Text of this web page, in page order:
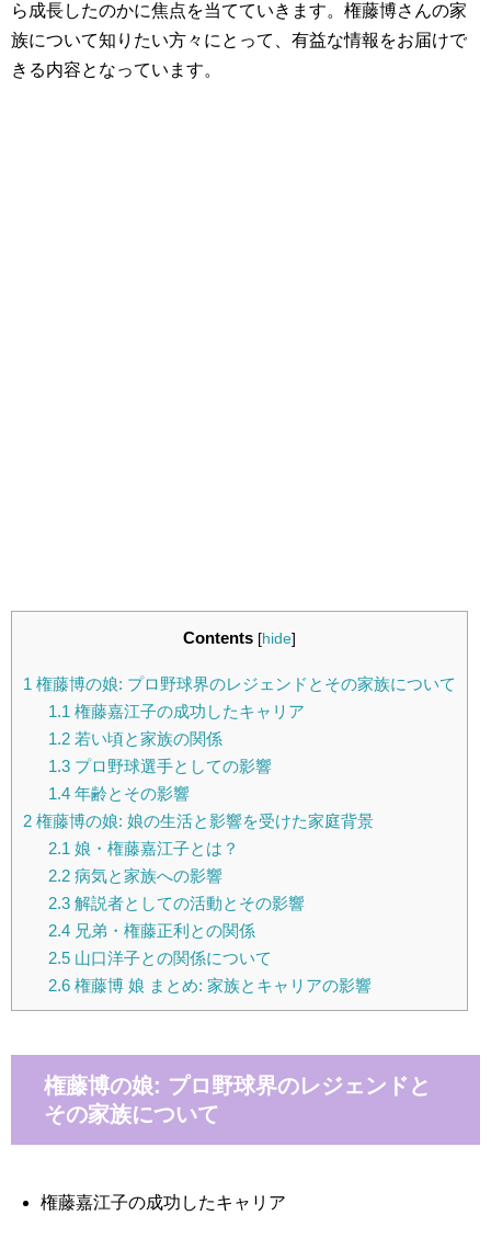
ら成長したのかに焦点を当てていきます。権藤博さんの家
族について知りたい方々にとって、有益な情報をお届けで
きる内容となっています。
Contents [hide]
1 権藤博の娘: プロ野球界のレジェンドとその家族について
1.1 権藤嘉江子の成功したキャリア
1.2若い頃と家族の関係
1.3プロ野球選手としての影響
1.4年齢とその影響
2 権藤博の娘: 娘の生活と影響を受けた家庭背景
2.1 娘・権藤嘉江子とは？
2.2病気と家族への影響
2.3解説者としての活動とその影響
2.4兄弟・権藤正利との関係
2.5山口洋子との関係について
2.6権藤博 娘 まとめ: 家族とキャリアの影響
権藤博の娘: プロ野球界のレジェンドと
その家族について
権藤嘉江子の成功したキャリア